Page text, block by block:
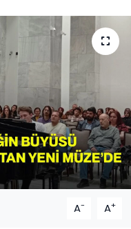
A- A+